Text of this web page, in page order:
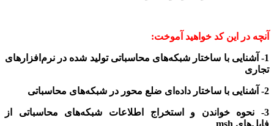
آنچه در این کد خواهید آموخت:
1- آشنایی با ساختار شبکه‌های محاسباتی تولید شده در نرم‌افزارهای
تجاری
2- آشنایی با ساختار داده‌ای ضلع محور در شبکه‌های محاسباتی
3- نحوه خواندن و استخراج اطلاعات شبکه‌های محاسباتی از
فایل‌های msh